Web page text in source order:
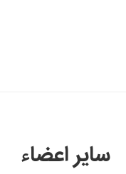
سایر اعضاء